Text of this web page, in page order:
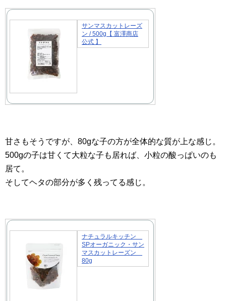
サンマスカットレーズ
ン / 500g【 富澤商店
公式 】
甘さもそうですが、80gな子の方が全体的な質が上な感じ。
500gの子は甘くて大粒な子も居れば、小粒の酸っぱいのも
居て。
そしてヘタの部分が多く残ってる感じ。
ナチュラルキッチン
SPオーガニック・サン
マスカットレーズン
80g